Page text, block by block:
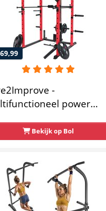
-
power
- 215x111x142
Bekijk op Bol